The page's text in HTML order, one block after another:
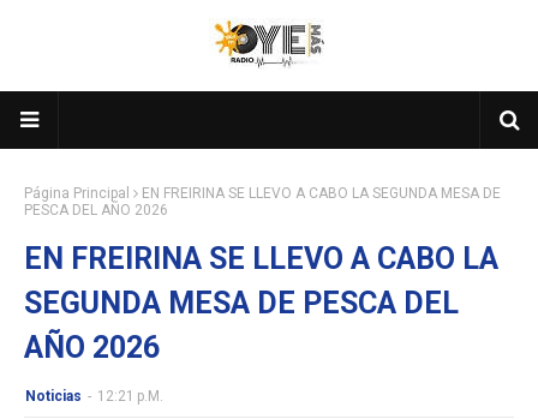
Página Principal
EN FREIRINA SE LLEVO A CABO LA SEGUNDA MESA DE
PESCA DEL AÑO 2026
EN FREIRINA SE LLEVO A CABO LA
SEGUNDA MESA DE PESCA DEL
AÑO 2026
Noticias - 12:21 P.m.